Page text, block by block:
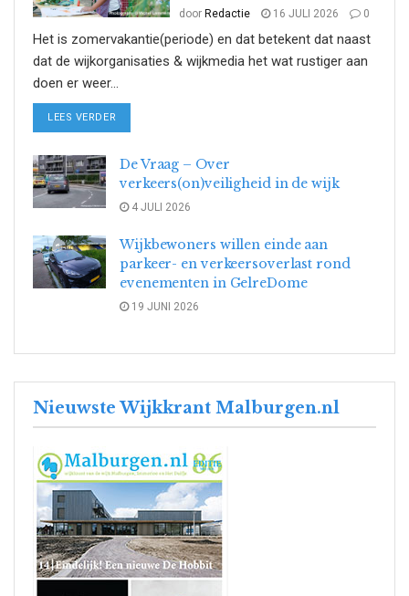
door Redactie 16 JULI 2026 0
Het is zomervakantie(periode) en dat betekent dat naast
dat de wijkorganisaties & wijkmedia het wat rustiger aan
doen er weer...
LEES VERDER
De Vraag – Over
verkeers(on)veiligheid in de wijk
4 JULI 2026
Wijkbewoners willen einde aan
parkeer- en verkeersoverlast rond
evenementen in GelreDome
19 JUNI 2026
Nieuwste Wijkkrant Malburgen.nl